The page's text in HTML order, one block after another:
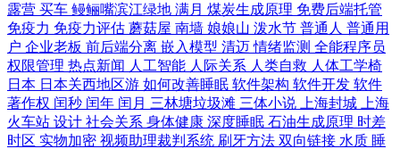
露营 买车 鳗鲡嘴滨江绿地 满月 煤炭生成原理 免费后端托管
免疫力 免疫力评估 蘑菇屋 南墙 娘娘山 泼水节 普通人 普通用
户 企业老板 前后端分离 嵌入模型 清迈情绪监测 全能程序员
权限管理 热点新闻 人工智能 人际关系 人类自救 人体工学椅
日本 日本关西地区游 如何改善睡眠 软件架构 软件开发 软件
著作权 闰秒 闰年 闰月 三林塘垃圾滩 三体小说 上海封城
上海
火车站 设计 社会关系 身体健康 深度睡眠 石油生成原理 时差
时区 实物加密 视频助理裁判系统 刷牙方法 双向链接 水质 睡